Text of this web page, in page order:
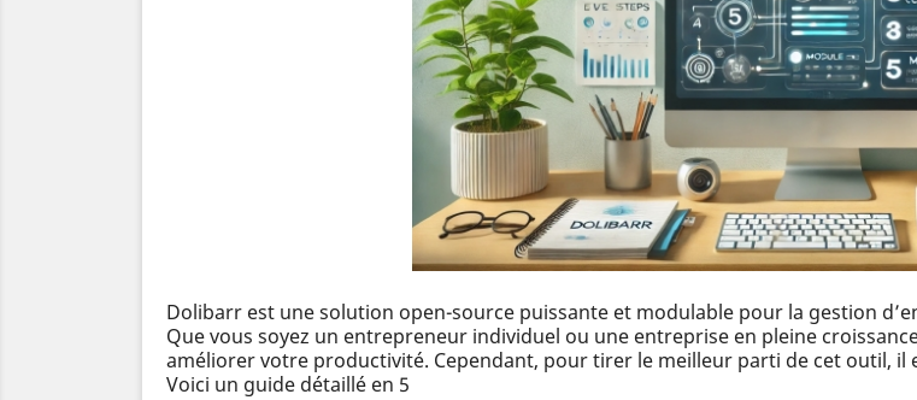
Dolibarr est une solution open-source puissante et modulable pour la gestion
Que vous soyez un entrepreneur individuel ou une entreprise en pleine
améliorer votre productivité. Cependant, pour tirer le meilleur parti de cet outil,
Voici un guide détaillé en 5